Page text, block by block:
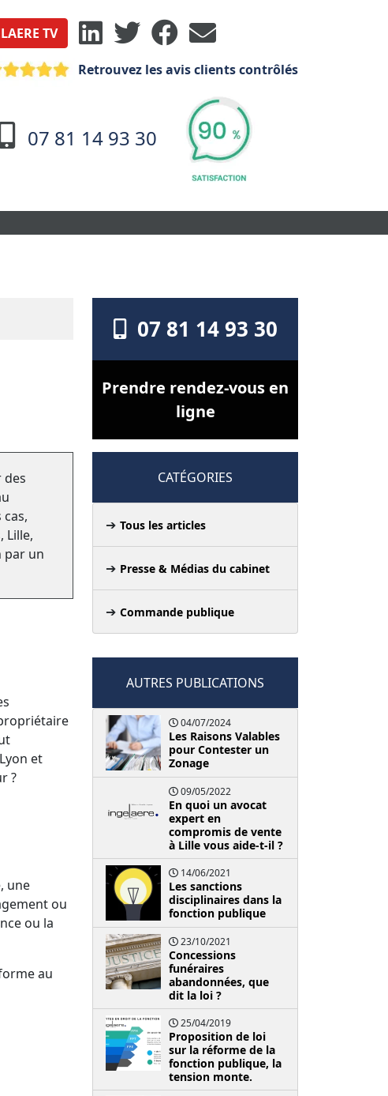
TV
Retrouvez les avis clients contrôlés
07 81 14 93 30
des
Lille,
par un
et
?
une
ou
ou la
au
07 81 14 93 30
Prendre rendez-vous en
ligne
CATÉGORIES
Tous les articles
Presse & Médias du cabinet
Commande publique
AUTRES PUBLICATIONS
04/07/2024
Les Raisons Valables
pour Contester un
Zonage
09/05/2022
En quoi un avocat
expert en
compromis de vente
à Lille vous aide-t-il ?
14/06/2021
Les sanctions
disciplinaires dans la
fonction publique
23/10/2021
Concessions
funéraires
abandonnées, que
dit la loi ?
25/04/2019
Proposition de loi
sur la réforme de la
fonction publique, la
tension monte.